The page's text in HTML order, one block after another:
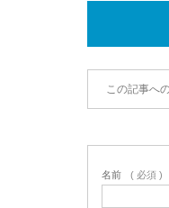
この記事へ
名前 ( 必須 )